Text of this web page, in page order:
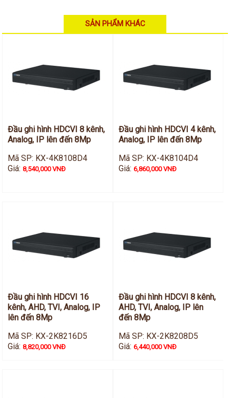
SẢN PHẨM KHÁC
Đầu ghi hình HDCVI 8 kênh,
Analog, IP lên đến 8Mp
Mã SP: KX-4K8108D4
Giá:8,540,000 VNĐ
Đầu ghi hình HDCVI 4 kênh,
Analog, IP lên đến 8Mp
Mã SP: KX-4K8104D4
Giá: 6,860,000 VNĐ
Đầu ghi hình HDCVI 16
kênh, AHD, TVI, Analog, IP
lên đến 8Mp
Mã SP: KX-2K8216D5
Giá:8,820,000 VNĐ
Đầu ghi hình HDCVI 8 kênh,
AHD, TVI, Analog, IP lên
đến 8Mp
Mã SP: KX-2K8208D5
Giá: 6,440,000 VNĐ